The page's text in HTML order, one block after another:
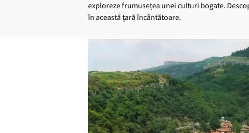
exploreze frumusețea unei culturi bogate.
în această țară încântătoare.